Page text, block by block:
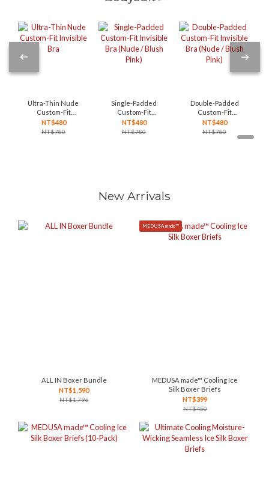
Ultra-Thin Nude
Custom-Fit
Invisible Bra
NT$480
NT$780
Single-Padded
Custom-Fit
Invisible Bra
(Nude / Blush
NT$480
NT$780
Double-Padded
Custom-Fit
Invisible Bra
(Nude / Blush
NT$480
NT$780
New Arrivals
ALL IN Boxer Bundle
NT$1,590
NT$1,796
MEDUSA made™
MEDUSA made™ Cooling Ice
Silk Boxer Briefs
NT$399
NT$450